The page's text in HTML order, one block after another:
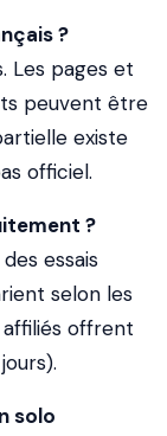
?
Les pages et
peuvent être
existe
officiel.
?
essais
selon les
offrent
solo